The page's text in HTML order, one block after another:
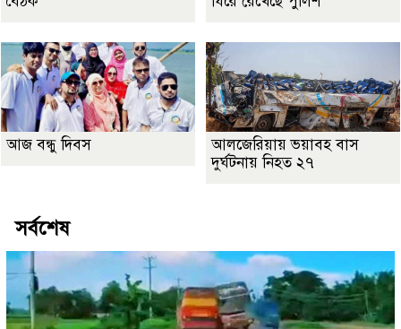
আজ বন্ধু দিবস
আলজেরিয়ায় ভয়াবহ বাস
দুর্ঘটনায় নিহত ২৭
সর্বশেষ